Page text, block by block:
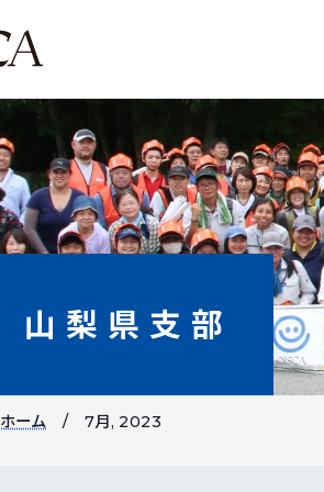
山梨県支部
ホーム 7月, 2023